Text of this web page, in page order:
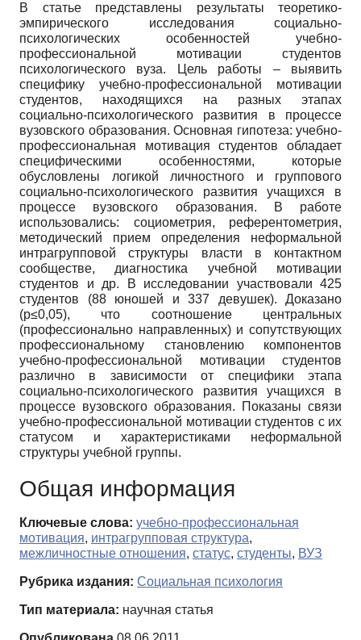
В статье представлены результаты теоретико-
эмпирического исследования социально-
психологических особенностей учебно-
профессиональной мотивации студентов
психологического вуза. Цель работы – выявить
специфику учебно-профессиональной мотивации
студентов, находящихся на разных этапах
социально-психологического развития в процессе
вузовского образования. Основная гипотеза: учебно-
профессиональная мотивация студентов обладает
специфическими особенностями, которые
обусловлены логикой личностного и группового
социально-психологического развития учащихся в
процессе вузовского образования. В работе
использовались: социометрия, референтометрия,
методический прием определения неформальной
интрагрупповой структуры власти в контактном
сообществе, диагностика учебной мотивации
студентов и др. В исследовании участвовали 425
студентов (88 юношей и 337 девушек). Доказано
(р≤0,05), что соотношение центральных
(профессионально направленных) и сопутствующих
профессиональному становлению компонентов
учебно-профессиональной мотивации студентов
различно в зависимости от специфики этапа
социально-психологического развития учащихся в
процессе вузовского образования. Показаны связи
учебно-профессиональной мотивации студентов с их
статусом и характеристиками неформальной
структуры учебной группы.
Общая информация
Ключевые слова: учебно-профессиональная
мотивация, интрагрупповая структура,
межличностные отношения, статус, студенты, ВУЗ
Рубрика издания: Социальная психология
Тип материала: научная статья